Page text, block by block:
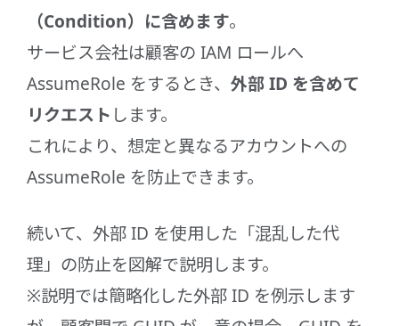
（Condition）に含めます。
サービス会社は顧客の IAM ロールへ
AssumeRole をするとき、 外部 ID を含めて
リクエスト します。
これにより、想定と異なるアカウントへの
AssumeRole を防止できます。
続いて、外部 ID を使用した「混乱した代
理」の防止を図解で説明します。
※説明では簡略化した外部 ID を例示します